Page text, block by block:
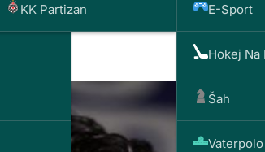
KK Partizan E-Sport
Hokej Na
Šah
Vaterpolo
da sam pravi